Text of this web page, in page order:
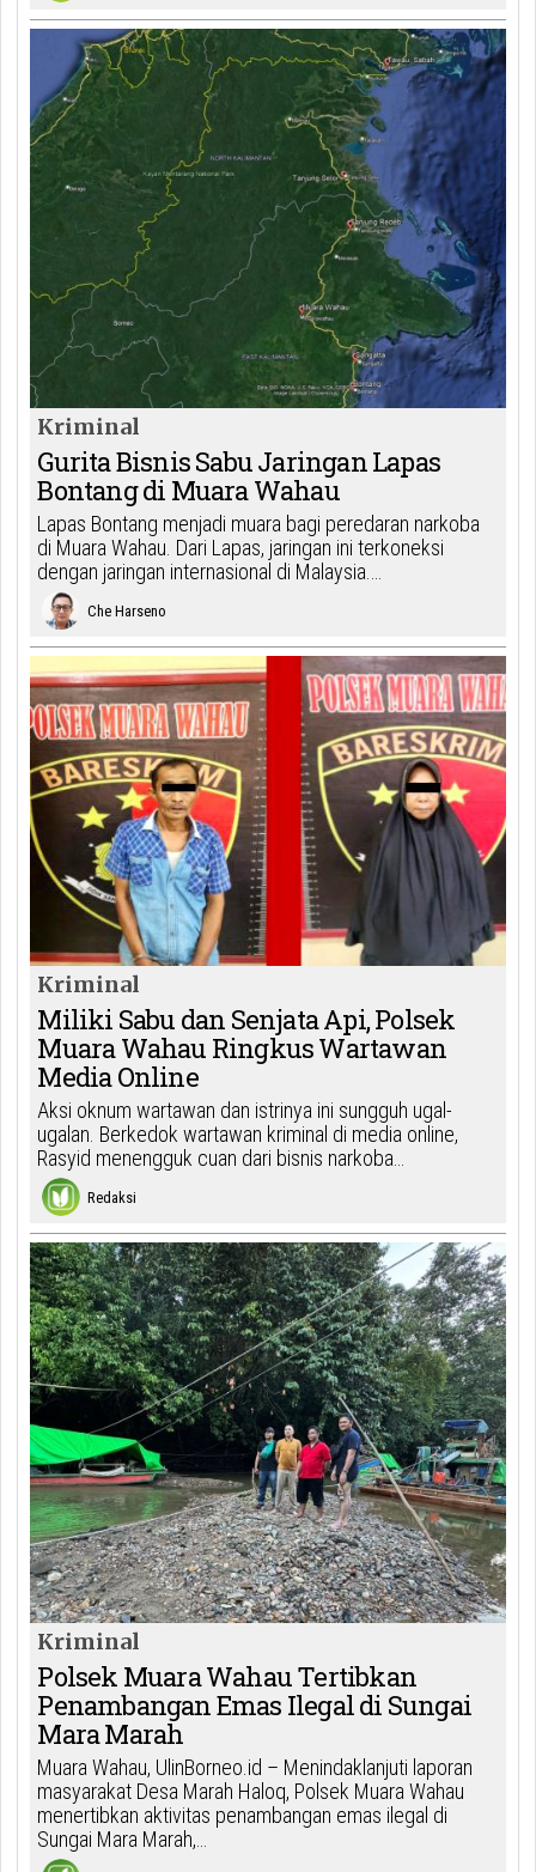
Kriminal
Gurita Bisnis Sabu Jaringan Lapas
Bontang di Muara Wahau
Lapas Bontang menjadi muara bagi peredaran narkoba
di Muara Wahau. Dari Lapas, jaringan ini terkoneksi
dengan jaringan internasional di Malaysia.…
Che Harseno
Kriminal
Miliki Sabu dan Senjata Api, Polsek
Muara Wahau Ringkus Wartawan
Media Online
Aksi oknum wartawan dan istrinya ini sungguh ugal-
ugalan. Berkedok wartawan kriminal di media online,
Rasyid menengguk cuan dari bisnis narkoba…
Redaksi
Kriminal
Polsek Muara Wahau Tertibkan
Penambangan Emas Ilegal di Sungai
Mara Marah
Muara Wahau, UlinBorneo.id – Menindaklanjuti laporan
masyarakat Desa Marah Haloq, Polsek Muara Wahau
menertibkan aktivitas penambangan emas ilegal di
Sungai Mara Marah,…